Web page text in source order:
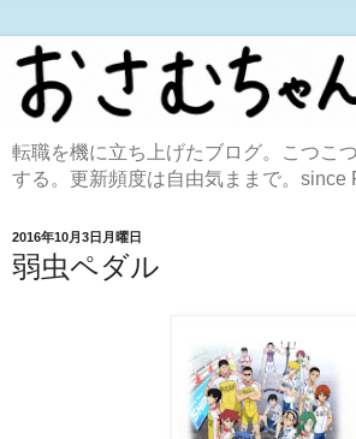
転職を機に立ち上げたブログ。こつこ
する。更新頻度は自由気ままで。since
2016年10月3日月曜日
弱虫ペダル